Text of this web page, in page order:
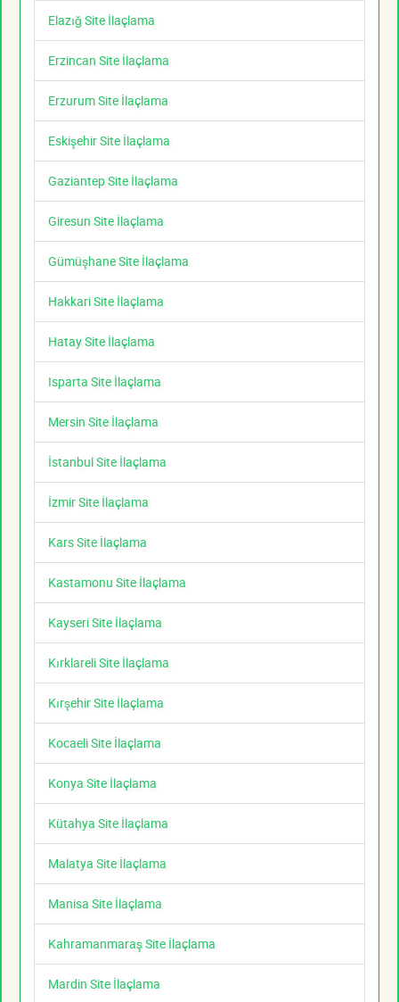
Elazığ Site İlaçlama
Erzincan Site İlaçlama
Erzurum Site İlaçlama
Eskişehir Site İlaçlama
Gaziantep Site İlaçlama
Giresun Site İlaçlama
Gümüşhane Site İlaçlama
Hakkari Site İlaçlama
Hatay Site İlaçlama
Isparta Site İlaçlama
Mersin Site İlaçlama
İstanbul Site İlaçlama
İzmir Site İlaçlama
Kars Site İlaçlama
Kastamonu Site İlaçlama
Kayseri Site İlaçlama
Kırklareli Site İlaçlama
Kırşehir Site İlaçlama
Kocaeli Site İlaçlama
Konya Site İlaçlama
Kütahya Site İlaçlama
Malatya Site İlaçlama
Manisa Site İlaçlama
Kahramanmaraş Site İlaçlama
Mardin Site İlaçlama